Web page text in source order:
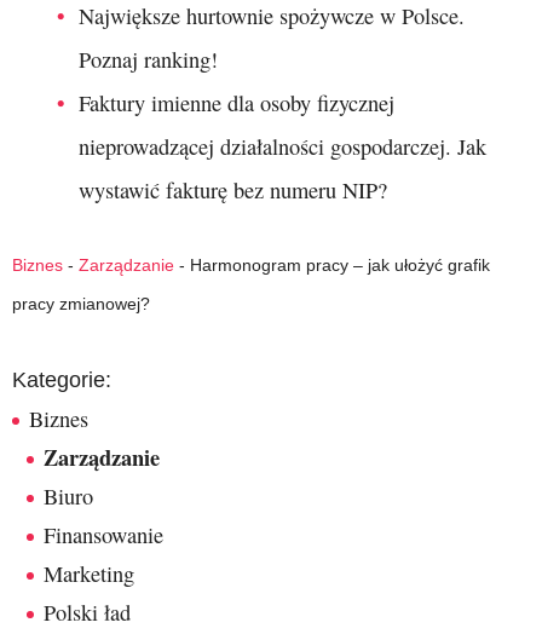
Największe hurtownie spożywcze w Polsce.
Poznaj ranking!
Faktury imienne dla osoby fizycznej
nieprowadzącej działalności gospodarczej. Jak
wystawić fakturę bez numeru NIP?
Biznes - Zarządzanie - Harmonogram pracy – jak ułożyć grafik
pracy zmianowej?
Kategorie:
Biznes
Zarządzanie
Biuro
Finansowanie
Marketing
Polski ład